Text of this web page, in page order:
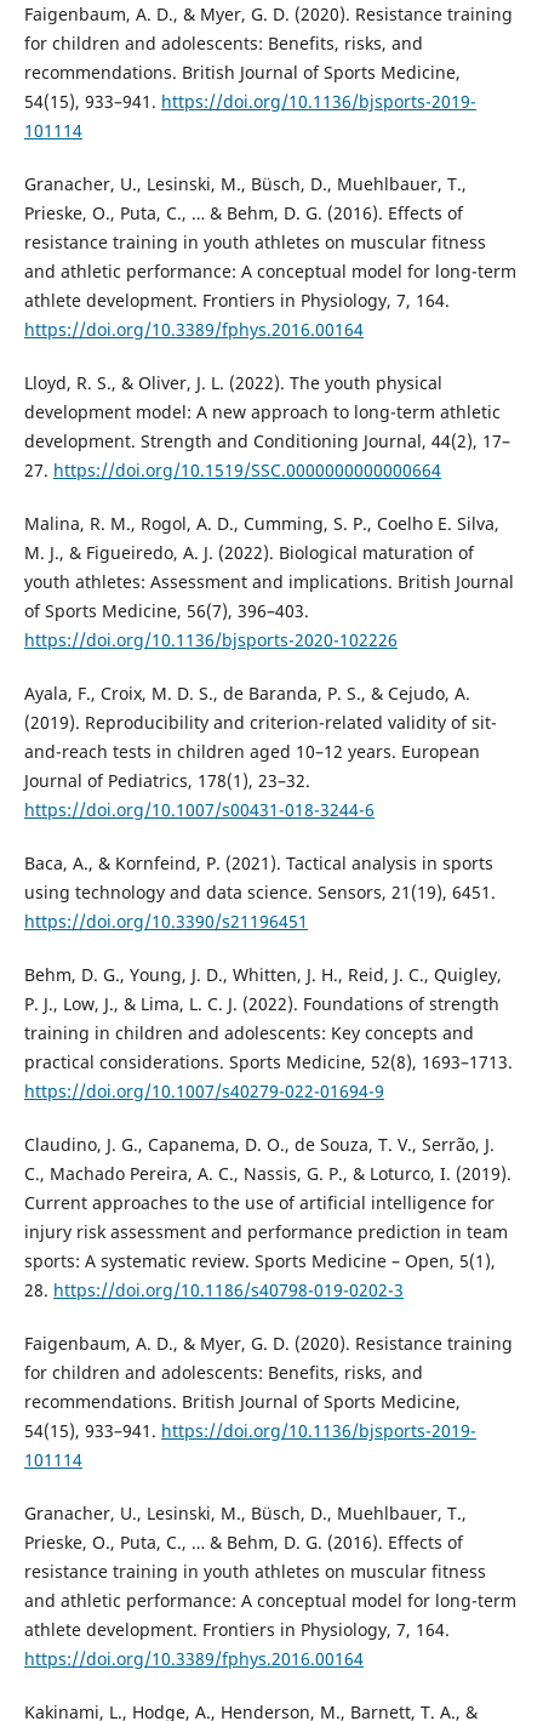
Faigenbaum, A. D., & Myer, G. D. (2020). Resistance training
for children and adolescents: Benefits, risks, and
recommendations. British Journal of Sports Medicine,
54(15), 933–941. https://doi.org/10.1136/bjsports-2019-
101114
Granacher, U., Lesinski, M., Büsch, D., Muehlbauer, T.,
Prieske, O., Puta, C., … & Behm, D. G. (2016). Effects of
resistance training in youth athletes on muscular fitness
and athletic performance: A conceptual model for long-term
athlete development. Frontiers in Physiology, 7, 164.
https://doi.org/10.3389/fphys.2016.00164
Lloyd, R. S., & Oliver, J. L. (2022). The youth physical
development model: A new approach to long-term athletic
development. Strength and Conditioning Journal, 44(2), 17–
27. https://doi.org/10.1519/SSC.0000000000000664
Malina, R. M., Rogol, A. D., Cumming, S. P., Coelho E. Silva,
M. J., & Figueiredo, A. J. (2022). Biological maturation of
youth athletes: Assessment and implications. British Journal
of Sports Medicine, 56(7), 396–403.
https://doi.org/10.1136/bjsports-2020-102226
Ayala, F., Croix, M. D. S., de Baranda, P. S., & Cejudo, A.
(2019). Reproducibility and criterion-related validity of sit-
and-reach tests in children aged 10–12 years. European
Journal of Pediatrics, 178(1), 23–32.
https://doi.org/10.1007/s00431-018-3244-6
Baca, A., & Kornfeind, P. (2021). Tactical analysis in sports
using technology and data science. Sensors, 21(19), 6451.
https://doi.org/10.3390/s21196451
Behm, D. G., Young, J. D., Whitten, J. H., Reid, J. C., Quigley,
P. J., Low, J., & Lima, L. C. J. (2022). Foundations of strength
training in children and adolescents: Key concepts and
practical considerations. Sports Medicine, 52(8), 1693–1713.
https://doi.org/10.1007/s40279-022-01694-9
Claudino, J. G., Capanema, D. O., de Souza, T. V., Serrão, J.
C., Machado Pereira, A. C., Nassis, G. P., & Loturco, I. (2019).
Current approaches to the use of artificial intelligence for
injury risk assessment and performance prediction in team
sports: A systematic review. Sports Medicine – Open, 5(1),
28. https://doi.org/10.1186/s40798-019-0202-3
Faigenbaum, A. D., & Myer, G. D. (2020). Resistance training
for children and adolescents: Benefits, risks, and
recommendations. British Journal of Sports Medicine,
54(15), 933–941. https://doi.org/10.1136/bjsports-2019-
101114
Granacher, U., Lesinski, M., Büsch, D., Muehlbauer, T.,
Prieske, O., Puta, C., … & Behm, D. G. (2016). Effects of
resistance training in youth athletes on muscular fitness
and athletic performance: A conceptual model for long-term
athlete development. Frontiers in Physiology, 7, 164.
https://doi.org/10.3389/fphys.2016.00164
Kakinami, L., Hodge, A., Henderson, M., Barnett, T. A., &